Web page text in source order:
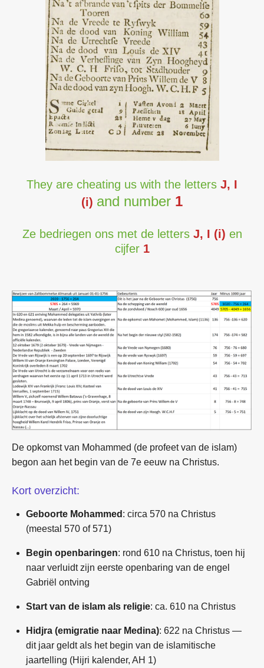
They are cheating us with the letters J, I
(i) and number 1
Ze bedriegen ons met de letters J, I (i) en
cijfer 1
De opkomst van Mohammed (de profeet van de islam)
begon aan het begin van de 7e eeuw na Christus.
Kort overzicht:
Geboorte Mohammed : circa 570 na Christus
(meestal 570 of 571)
Begin openbaringen: rond 610 na Christus, toen hij
naar verluidt zijn eerste openbaring van de engel
Gabriël ontving
Start van de islam als religie: ca. 610 na Christus
Hidjra (emigratie naar Medina): 622 na Christus —
dit jaar geldt als het begin van de islamitische
jaartelling (Hijri kalender, AH 1)